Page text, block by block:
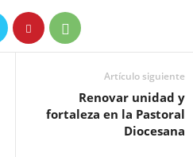
Artículo siguiente
Renovar unidad y
fortaleza en la Pastoral
Diocesana